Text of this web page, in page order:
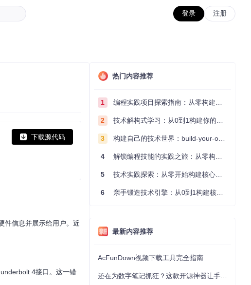
登录 注册
下载源代码
件信息并展示给用户。近
4接口。这一错
热门内容推荐
1 编程实践项目探索指南：从零构建技术能力体系
2 技术解构式学习：从0到1构建你的编程知识体系
3 构建自己的技术世界：build-your-own-x项目的实践探索指南
4 解锁编程技能的实践之旅：从零构建你的技术世界
5 技术实践探索：从零开始构建核心系统的实践指南
6 亲手锻造技术引擎：从0到1构建核心系统的实践指南
最新内容推荐
AcFunDown视频下载工具完全指南